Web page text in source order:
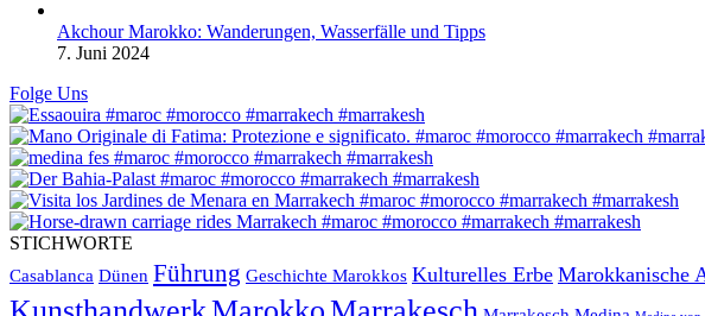
Akchour Marokko: Wanderungen, Wasserfälle und Tipps
7. Juni 2024
Folge Uns
STICHWORTE
Casablanca Dünen Führung Geschichte Marokkos Kulturelles Erbe Marokkanische